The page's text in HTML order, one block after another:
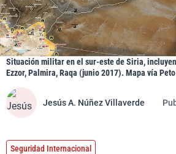
Situación militar en el sur-este de Siria,
Ezzor, Palmira, Raqa (junio 2017). Mapa vía
Jesús A. Núñez Villaverde
Seguridad Internacional